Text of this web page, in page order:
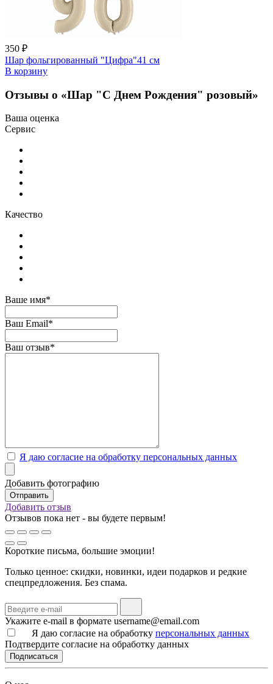
350 ₽
Шар фольгированный "Цифра"41 см
В корзину
Отзывы о «Шар "С Днем Рождения" розовый»
Ваша оценка
Сервис
Качество
Ваше имя*
Ваш Email*
Ваш отзыв*
Я даю согласие на обработку персональных данных
Добавить фотографию
Добавить отзыв
Отзывов пока нет - вы будете первым!
Короткие письма, большие эмоции!
Только ценное: скидки, новинки, идеи подарков и редкие
спецпредложения. Без спама.
Укажите e-mail в формате username@email.com
Я даю согласие на обработку персональных данных
Подтвердите согласие на обработку данных
Подписаться